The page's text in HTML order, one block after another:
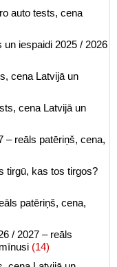
auto tests, cena
iespaidi 2025 / 2026
cena Latvijā un
cena Latvijā un
– reāls patēriņš, cena,
tirgū, kas tos tirgos?
patēriņš, cena,
/ 2027 – reāls
(14)